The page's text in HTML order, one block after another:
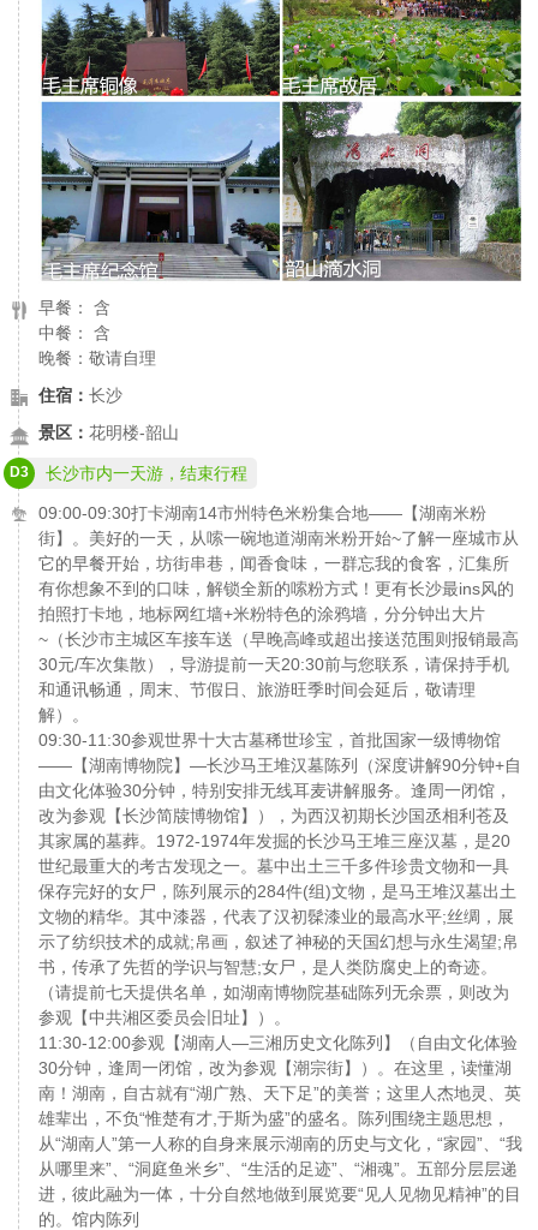
早餐： 含
中餐： 含
晚餐：敬请自理
住宿： 长沙
景区： 花明楼-韶山
D3 长沙市内一天游，结束行程
09:00-09:30打卡湖南14市州特色米粉集合地——【湖南米粉
街】。美好的一天，从嗦一碗地道湖南米粉开始~了解一座城市从
它的早餐开始，坊街串巷，闻香食味，一群忘我的食客，汇集所
有你想象不到的口味，解锁全新的嗦粉方式！更有长沙最ins风的
拍照打卡地，地标网红墙+米粉特色的涂鸦墙，分分钟出大片
~（长沙市主城区车接车送（早晚高峰或超出接送范围则报销最高
30元/车次集散），导游提前一天20:30前与您联系，请保持手机
和通讯畅通，周末、节假日、旅游旺季时间会延后，敬请理
解）。
09:30-11:30参观世界十大古墓稀世珍宝，首批国家一级博物馆
——【湖南博物院】—长沙马王堆汉墓陈列（深度讲解90分钟+自
由文化体验30分钟，特别安排无线耳麦讲解服务。逢周一闭馆，
改为参观【长沙简牍博物馆】），为西汉初期长沙国丞相利苍及
其家属的墓葬。1972-1974年发掘的长沙马王堆三座汉墓，是20
世纪最重大的考古发现之一。墓中出土三千多件珍贵文物和一具
保存完好的女尸，陈列展示的284件(组)文物，是马王堆汉墓出土
文物的精华。其中漆器，代表了汉初髹漆业的最高水平;丝绸，展
示了纺织技术的成就;帛画，叙述了神秘的天国幻想与永生渴望;帛
书，传承了先哲的学识与智慧;女尸，是人类防腐史上的奇迹。
（请提前七天提供名单，如湖南博物院基础陈列无余票，则改为
参观【中共湘区委员会旧址】）。
11:30-12:00参观【湖南人—三湘历史文化陈列】（自由文化体验
30分钟，逢周一闭馆，改为参观【潮宗街】）。在这里，读懂湖
南！湖南，自古就有“湖广熟、天下足”的美誉；这里人杰地灵、英
雄辈出，不负“惟楚有才,于斯为盛”的盛名。陈列围绕主题思想，
从“湖南人”第一人称的自身来展示湖南的历史与文化，“家园”、“我
从哪里来”、“洞庭鱼米乡”、“生活的足迹”、“湘魂”。五部分层层递
进，彼此融为一体，十分自然地做到展览要“见人见物见精神”的目
的。馆内陈列